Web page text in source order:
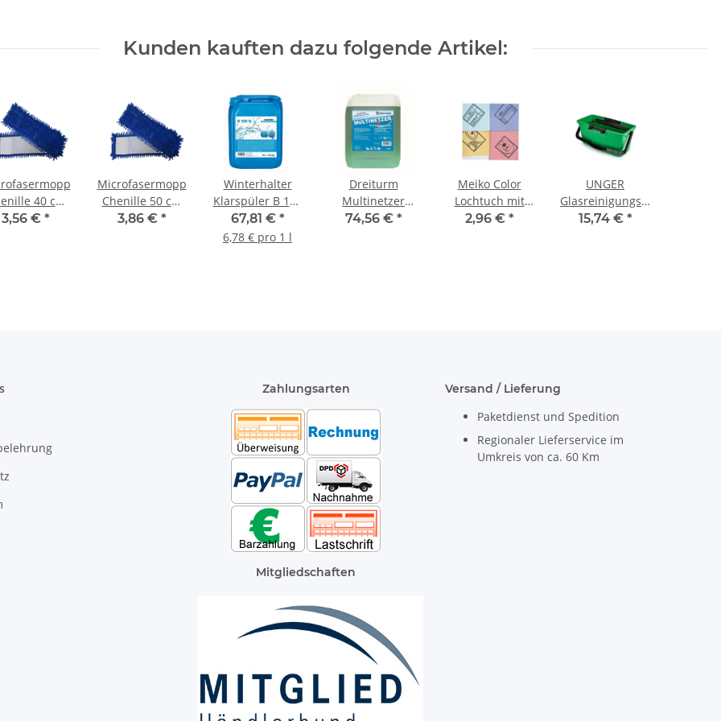
Kunden kauften dazu folgende Artikel:
40 cm
blau
3,56 € *
Microfasermopp
Chenille 50 cm
blau
3,86 € *
Winterhalter
Klarspüler B 100
N 10 l Kanister
67,81 € *
6,78 € pro 1 l
Dreiturm
Multinetzer
Hochleistungsreiniger
74,56 € *
Meiko Color
Lochtuch mit
Piktogramm 37 x
2,96 € *
UNGER
Glasreinigungseimer
12l grün QB12B
15,74 € *
Zahlungsarten
Mitgliedschaften
Versand / Lieferung
Paketdienst und Spedition
Regionaler Lieferservice im
Umkreis von ca. 60 Km